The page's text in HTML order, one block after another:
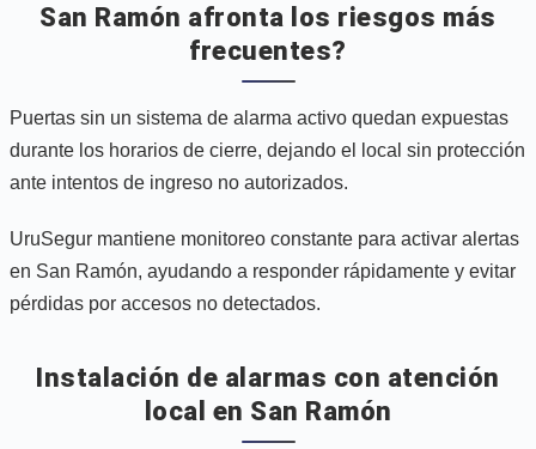
San Ramón afronta los riesgos más
frecuentes?
Puertas sin un sistema de alarma activo quedan expuestas
durante los horarios de cierre, dejando el local sin protección
ante intentos de ingreso no autorizados.
UruSegur mantiene monitoreo constante para activar alertas
en San Ramón, ayudando a responder rápidamente y evitar
pérdidas por accesos no detectados.
Instalación de alarmas con atención
local en San Ramón